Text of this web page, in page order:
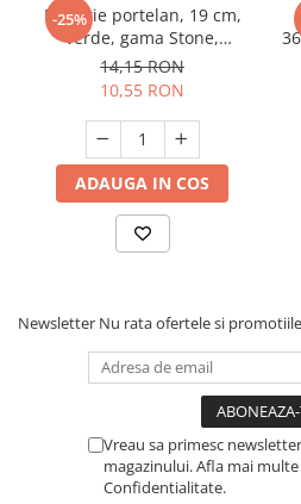
-25%
Farfurie portelan, 19 cm,
verde, gama Stone,
Oti,191681V
14,15 RON
10,55 RON
ADAUGA IN COS
Newsletter Nu rata ofertele si
Vreau sa primesc
magazinului. Afla mai
Confidentialitate.